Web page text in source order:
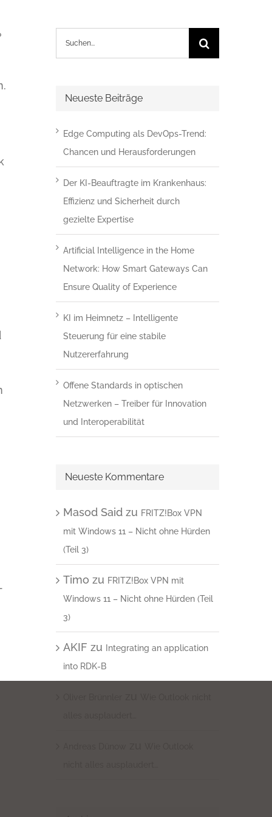
Neueste Beiträge
Edge Computing als DevOps-Trend:
Chancen und Herausforderungen
Der KI-Beauftragte im Krankenhaus:
Effizienz und Sicherheit durch
gezielte Expertise
Artificial Intelligence in the Home
Network: How Smart Gateways Can
Ensure Quality of Experience
KI im Heimnetz – Intelligente
Steuerung für eine stabile
Nutzererfahrung
Offene Standards in optischen
Netzwerken – Treiber für Innovation
und Interoperabilität
Neueste Kommentare
Masod Saidzu FRITZ!Box VPN
mit Windows 11 – Nicht ohne Hürden
(Teil 3)
Timo zu FRITZ!Box VPN mit
Windows 11 – Nicht ohne Hürden (Teil
3)
AKIF zu Integrating an application
into RDK-B